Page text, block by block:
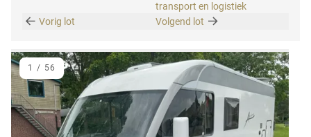
transport en logistiek
Vorig lot
Volgend lot
1 / 56